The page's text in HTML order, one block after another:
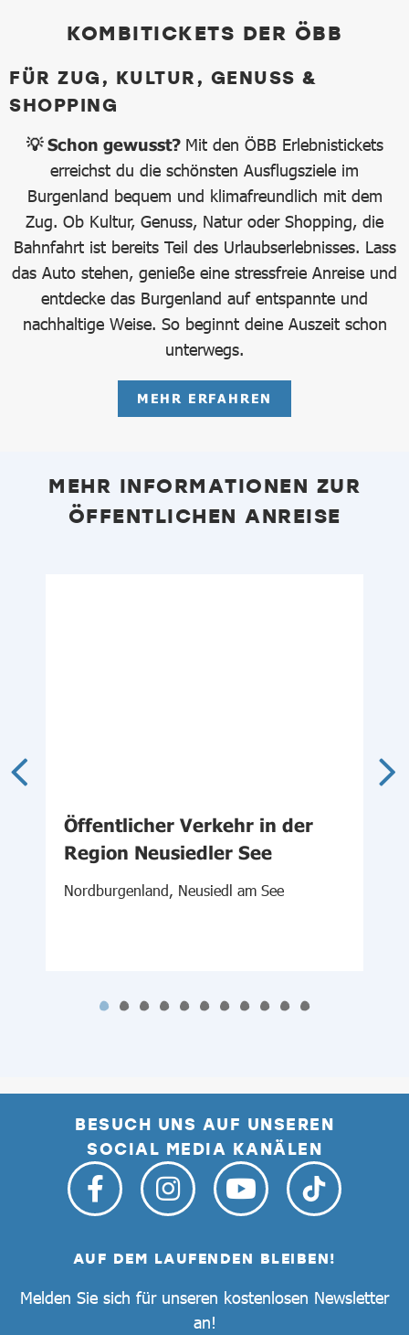
KOMBITICKETS DER ÖBB
FÜR ZUG, KULTUR, GENUSS &
SHOPPING
💡 Schon gewusst? Mit den ÖBB Erlebnistickets
erreichst du die schönsten Ausflugsziele im
Burgenland bequem und klimafreundlich mit dem
Zug. Ob Kultur, Genuss, Natur oder Shopping, die
Bahnfahrt ist bereits Teil des Urlaubserlebnisses. Lass
das Auto stehen, genieße eine stressfreie Anreise und
entdecke das Burgenland auf entspannte und
nachhaltige Weise. So beginnt deine Auszeit schon
unterwegs.
MEHR ERFAHREN
MEHR INFORMATIONEN ZUR
ÖFFENTLICHEN ANREISE
Öffentlicher Verkehr in der
Region Neusiedler See
Nordburgenland, Neusiedl am See
BESUCH UNS AUF UNSEREN
SOCIAL MEDIA KANÄLEN
AUF DEM LAUFENDEN BLEIBEN!
Melden Sie sich für unseren kostenlosen Newsletter
an!